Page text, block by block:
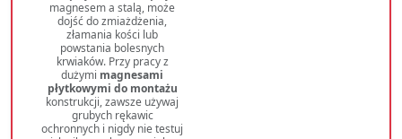
magnesem a stalą, może
dojść do zmiażdżenia,
złamania kości lub
powstania bolesnych
krwiaków. Przy pracy z
dużymi magnesami
płytkowymi do montażu
konstrukcji, zawsze używaj
grubych rękawic
ochronnych i nigdy nie testuj